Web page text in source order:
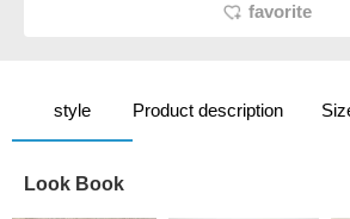
favorite
style Product description
Look Book